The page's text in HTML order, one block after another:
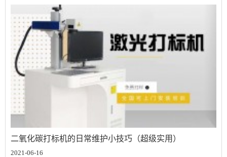
二氧化碳打标机的日常维护小技巧（超级实用）
2021-06-16